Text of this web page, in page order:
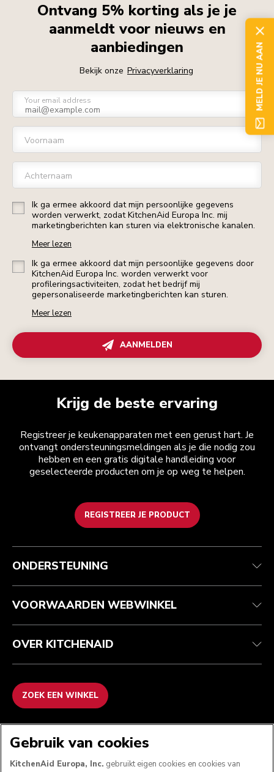
Ontvang 5% korting als je je
aanmeldt voor nieuws en
aanbiedingen
Bekijk onze Privacyverklaring
Your email address
Voornaam
Achternaam
Ik ga ermee akkoord dat mijn persoonlijke gegevens
worden verwerkt, zodat KitchenAid Europa Inc. mij
marketingberichten kan sturen via elektronische kanalen.
Meer lezen
Ik ga ermee akkoord dat mijn persoonlijke gegevens door
KitchenAid Europa Inc. worden verwerkt voor
profileringsactiviteiten, zodat het bedrijf mij
gepersonaliseerde marketingberichten kan sturen.
Meer lezen
AANMELDEN
Krijg de beste ervaring
Registreer je keukenapparaten met een gerust hart. Je
ontvangt ondersteuningsmeldingen als je die nodig zou
hebben en een gratis digitale handleiding voor
geselecteerde producten om je op weg te helpen.
REGISTREER JE PRODUCT
Health check
Je bestelling volgen
Garantie en documenten
Recupel
Algemene voorwaarden
Retournering en terugbetaling
Imprint
ODR
Het merk
Zoek een winkel
ONDERSTEUNING
VOORWAARDEN WEBWINKEL
OVER KITCHENAID
ZOEK EEN WINKEL
MELD JE NU AAN
Gebruik van cookies
KitchenAid Europa, Inc. gebruikt eigen cookies en cookies van